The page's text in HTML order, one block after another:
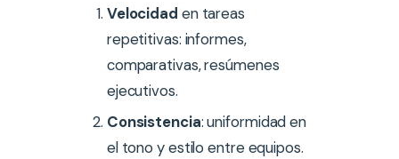
Velocidad en tareas
repetitivas: informes,
comparativas, resúmenes
ejecutivos.
Consistencia: uniformidad en
el tono y estilo entre equipos.